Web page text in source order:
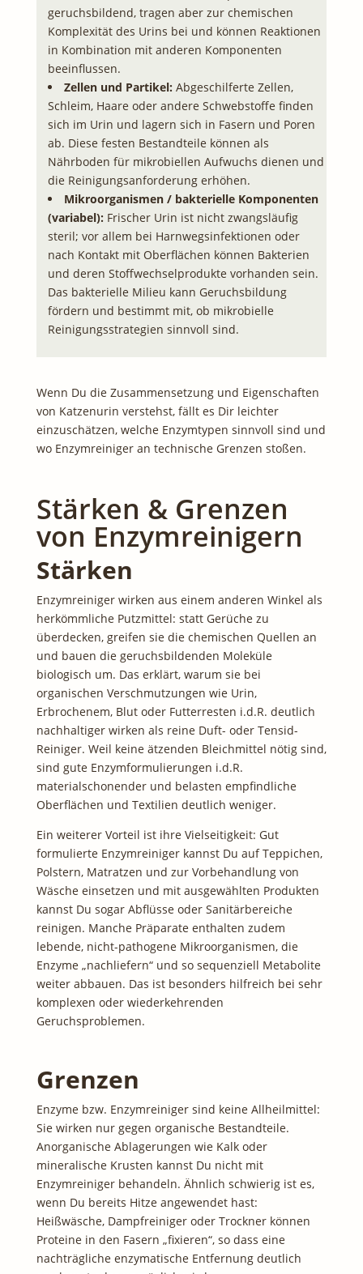
geruchsbildend, tragen aber zur chemischen
Komplexität des Urins bei und können Reaktionen
in Kombination mit anderen Komponenten
beeinflussen.
Zellen und Partikel: Abgeschilferte Zellen,
Schleim, Haare oder andere Schwebstoffe finden
sich im Urin und lagern sich in Fasern und Poren
ab. Diese festen Bestandteile können als
Nährboden für mikrobiellen Aufwuchs dienen und
die Reinigungsanforderung erhöhen.
Mikroorganismen / bakterielle Komponenten
(variabel): Frischer Urin ist nicht zwangsläufig
steril; vor allem bei Harnwegsinfektionen oder
nach Kontakt mit Oberflächen können Bakterien
und deren Stoffwechselprodukte vorhanden sein.
Das bakterielle Milieu kann Geruchsbildung
fördern und bestimmt mit, ob mikrobielle
Reinigungsstrategien sinnvoll sind.
Wenn Du die Zusammensetzung und Eigenschaften
von Katzenurin verstehst, fällt es Dir leichter
einzuschätzen, welche Enzymtypen sinnvoll sind und
wo Enzymreiniger an technische Grenzen stoßen.
Stärken & Grenzen
von Enzymreinigern
Stärken
Enzymreiniger wirken aus einem anderen Winkel als
herkömmliche Putzmittel: statt Gerüche zu
überdecken, greifen sie die chemischen Quellen an
und bauen die geruchsbildenden Moleküle
biologisch um. Das erklärt, warum sie bei
organischen Verschmutzungen wie Urin,
Erbrochenem, Blut oder Futterresten i.d.R. deutlich
nachhaltiger wirken als reine Duft- oder Tensid-
Reiniger. Weil keine ätzenden Bleichmittel nötig sind,
sind gute Enzymformulierungen i.d.R.
materialschonender und belasten empfindliche
Oberflächen und Textilien deutlich weniger.
Ein weiterer Vorteil ist ihre Vielseitigkeit: Gut
formulierte Enzymreiniger kannst Du auf Teppichen,
Polstern, Matratzen und zur Vorbehandlung von
Wäsche einsetzen und mit ausgewählten Produkten
kannst Du sogar Abflüsse oder Sanitärbereiche
reinigen. Manche Präparate enthalten zudem
lebende, nicht-pathogene Mikroorganismen, die
Enzyme „nachliefern“ und so sequenziell Metabolite
weiter abbauen. Das ist besonders hilfreich bei sehr
komplexen oder wiederkehrenden
Geruchsproblemen.
Grenzen
Enzyme bzw. Enzymreiniger sind keine Allheilmittel:
Sie wirken nur gegen organische Bestandteile.
Anorganische Ablagerungen wie Kalk oder
mineralische Krusten kannst Du nicht mit
Enzymreiniger behandeln. Ähnlich schwierig ist es,
wenn Du bereits Hitze angewendet hast:
Heißwäsche, Dampfreiniger oder Trockner können
Proteine in den Fasern „fixieren“, so dass eine
nachträgliche enzymatische Entfernung deutlich